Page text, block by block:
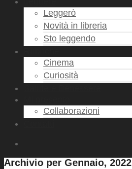
Leggerò
Novità in libreria
Sto leggendo
Cinema
Curiosità
Collaborazioni
Archivio per Gennaio, 2022